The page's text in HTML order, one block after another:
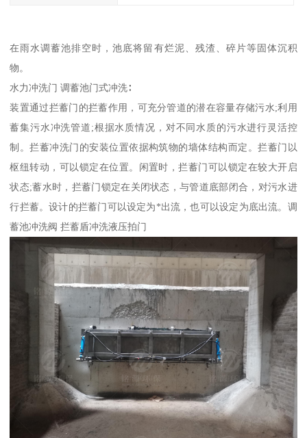
在雨水调蓄池排空时，池底将留有烂泥、残渣、碎片等固体沉积
物。
水力冲洗门 调蓄池门式冲洗∶
装置通过拦蓄门的拦蓄作用，可充分管道的潜在容量存储污水;利用
蓄集污水冲洗管道;根据水质情况，对不同水质的污水进行灵活控
制。拦蓄冲洗门的安装位置依据构筑物的墙体结构而定。拦蓄门以
枢纽转动，可以锁定在位置。闲置时，拦蓄门可以锁定在较大开启
状态;蓄水时，拦蓄门锁定在关闭状态，与管道底部闭合，对污水进
行拦蓄。设计的拦蓄门可以设定为*出流，也可以设定为底出流。调
蓄池冲洗阀 拦蓄盾冲洗液压拍门